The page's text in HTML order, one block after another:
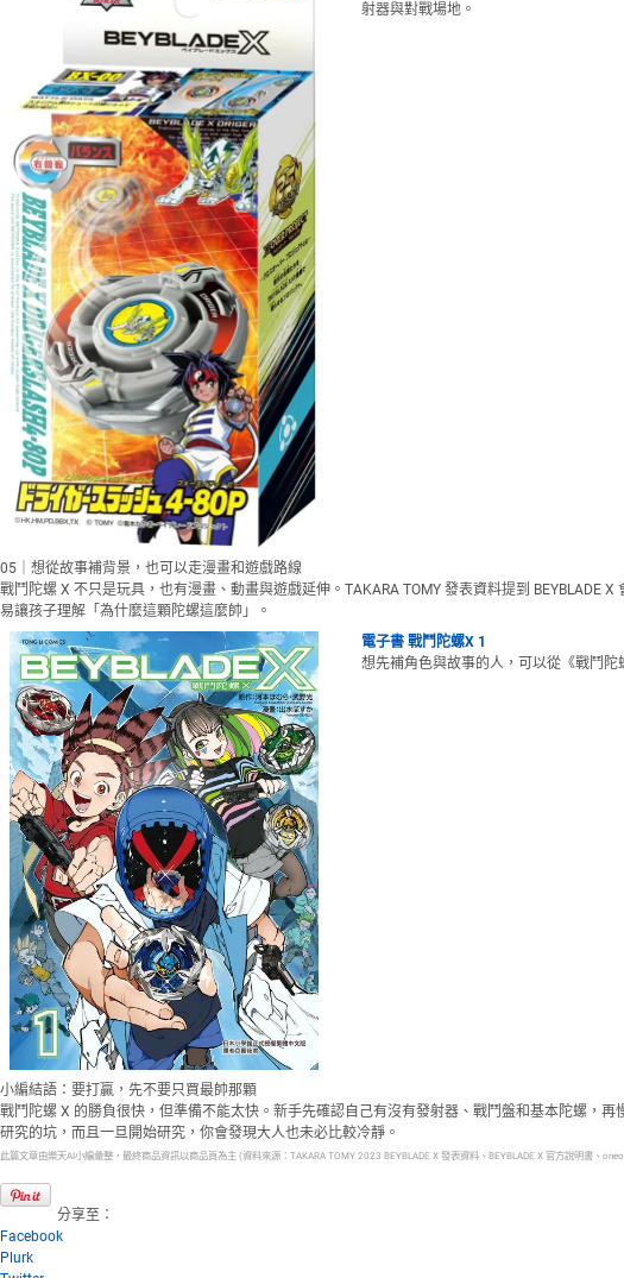
射器與對戰場地。
05｜想從故事補背景，也可以走漫畫和遊戲路線
戰鬥陀螺 X 不只是玩具，也有漫畫、動畫與遊戲延伸。TAKARA TOMY 發表資料提到
易讓孩子理解「為什麼這顆陀螺這麼帥」。
電子書 戰鬥陀螺X 1
想先補角色與故事的人，可以從《戰鬥
小編結語：要打贏，先不要只買最帥那顆
戰鬥陀螺 X 的勝負很快，但準備不能太快。新手先確認自己有沒有發射器、戰鬥盤和基本陀螺，
研究的坑，而且一旦開始研究，你會發現大人也未必比較冷靜。
此篇文章由樂天AI小編彙整，最終商品資訊以商品頁為主 (資料來源：TAKARA TOMY 2023 BEYBLADE X 發表資料、BEYBLADE X 官方說明書、
分享至：
Facebook
Plurk